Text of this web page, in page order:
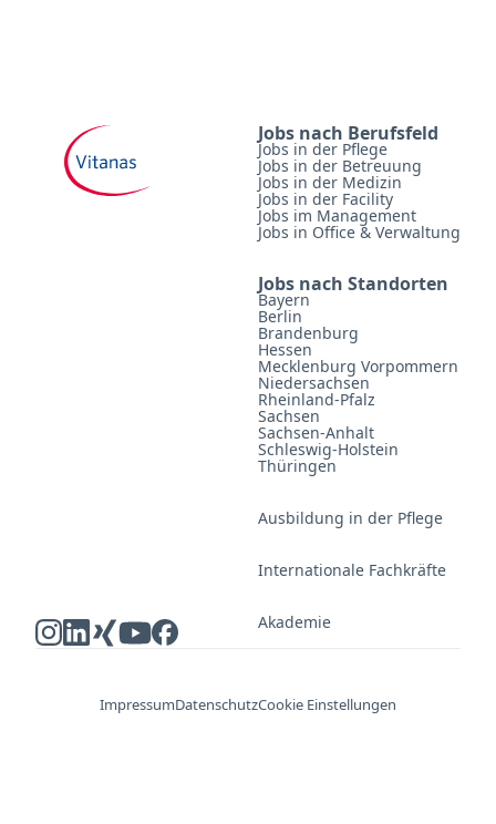
Jobs nach Berufsfeld
Jobs in der Pflege
Jobs in der Betreuung
Jobs in der Medizin
Jobs in der Facility
Jobs im Management
Jobs in Office & Verwaltung
Jobs nach Standorten
Bayern
Berlin
Brandenburg
Hessen
Mecklenburg Vorpommern
Niedersachsen
Rheinland-Pfalz
Sachsen
Sachsen-Anhalt
Schleswig-Holstein
Thüringen
Ausbildung in der Pflege
Internationale Fachkräfte
Akademie
ImpressumDatenschutzCookie Einstellungen